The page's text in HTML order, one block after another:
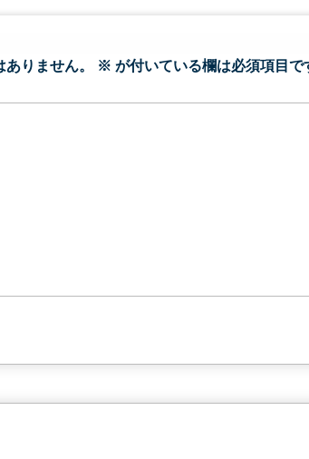
りません。 ※ が付いている欄は必須項目で